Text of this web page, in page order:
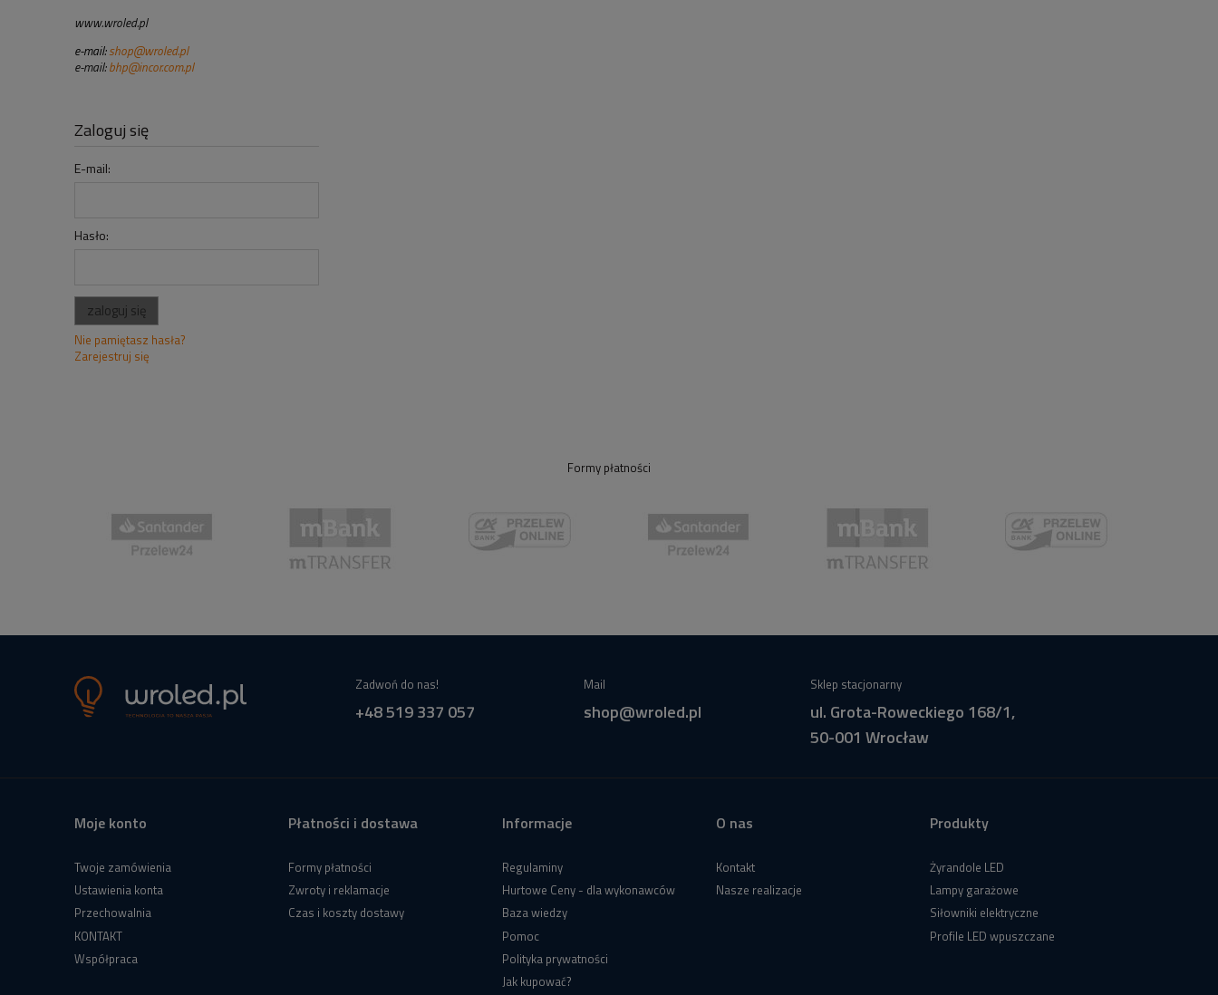
www.wroled.pl
e-mail: shop@wroled.pl
e-mail:bhp@incor.com.pl
Zaloguj się
E-mail:
Hasło:
zaloguj się
Nie pamiętasz hasła?
Zarejestruj się
Formy płatności
Zadwoń do nas!
+48 519 337 057
Mail
shop@wroled.pl
Sklep stacjonarny
ul. Grota-Roweckiego 168/1,
50-001 Wrocław
Moje konto
Twoje zamówienia
Ustawienia konta
Przechowalnia
KONTAKT
Współpraca
Płatności i dostawa
Formy płatności
Zwroty i reklamacje
Czas i koszty dostawy
Informacje
Regulaminy
Hurtowe Ceny - dla wykonawców
Baza wiedzy
Pomoc
Polityka prywatności
Jak kupować?
O nas
Kontakt
Nasze realizacje
Produkty
Żyrandole LED
Lampy garażowe
Siłowniki elektryczne
Profile LED wpuszczane